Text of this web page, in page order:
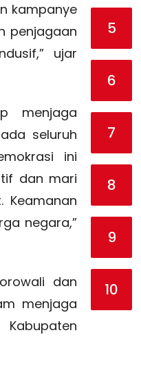
kampanye
penjagaan
ujar
menjaga
seluruh
ini
dan mari
Keamanan
negara,”
dan
menjaga
5
6
7
8
9
10